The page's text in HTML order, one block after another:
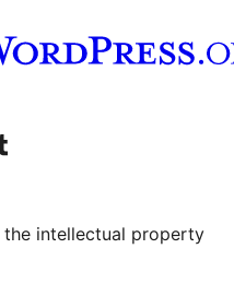
de YouTube
nuestra cuenta de Tumblr
the intellectual property